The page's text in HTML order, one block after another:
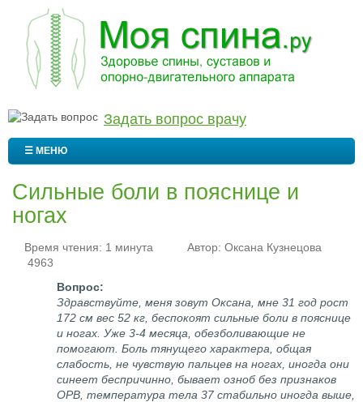
Задать вопрос врачу
☰ МЕНЮ
Сильные боли в пояснице и
ногах
Время чтения: 1 минута Автор: Оксана Кузнецова
4963
Здравствуйте, меня зовут Оксана, мне 31 год рост
172 см вес 52 кг, беспокоят сильные боли в пояснице
и ногах. Уже 3-4 месяца, обезболивающие не
помогают. Боль тянущего характера, общая
слабость, не чувствую пальцев на ногах, иногда они
синеет беспричинно, бывает озноб без признаков
ОРВ, температура тела 37 стабильно иногда выше,